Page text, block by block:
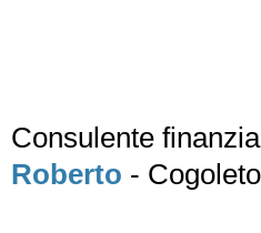
Consulente
Roberto -